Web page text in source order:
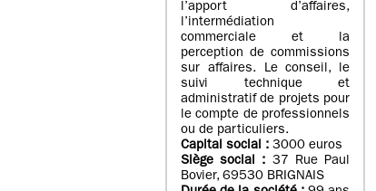
l’apport d’affaires,
l’intermédiation
commerciale et la
perception de commissions
sur affaires. Le conseil, le
suivi technique et
administratif de projets pour
le compte de professionnels
ou de particuliers.
Capital social : 3000 euros
Siège social : 37 Rue Paul
Bovier, 69530 BRIGNAIS